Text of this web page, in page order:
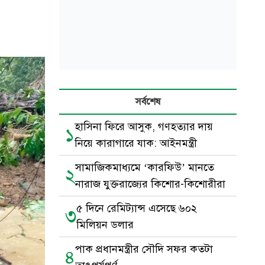
সর্বশেষ
১হাসিনা ফিরে আসুক, গণহত্যার দায়
নিয়ে কারাগারে যাক: আইনমন্ত্রী
২সামাজিকমাধ্যমে ‘কারফিউ’ মানতে
নারাজ যুক্তরাজ্যের কিশোর-কিশোরীরা
৩৫ দিনে রেমিট্যান্স এসেছে ৬০২
মিলিয়ন ডলার
৪পাক প্রধানমন্ত্রীর সৌদি সফর কতটা